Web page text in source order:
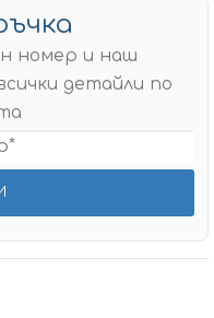
номер и наш
детайли по